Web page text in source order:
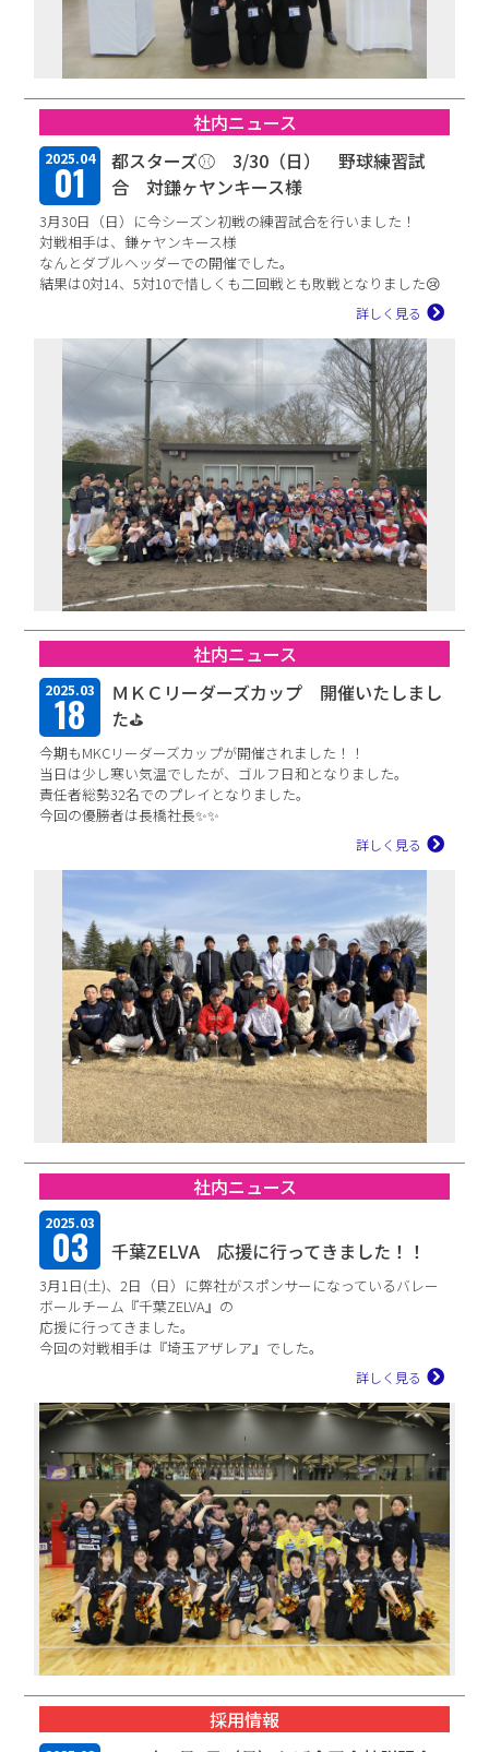
社内ニュース
2025.04
01
都スターズ⚾ 3/30（日） 野球練習試
合 対鎌ヶヤンキース様
3月30日（日）に今シーズン初戦の練習試合を行いました！
対戦相手は、鎌ヶヤンキース様
なんとダブルヘッダーでの開催でした。
結果は0対14、5対10で惜しくも二回戦とも敗戦となりました😢
詳しく見る
社内ニュース
2025.03
18
ＭＫＣリーダーズカップ 開催いたしまし
た⛳
今期もMKCリーダーズカップが開催されました！！
当日は少し寒い気温でしたが、ゴルフ日和となりました。
責任者総勢32名でのプレイとなりました。
今回の優勝者は長橋社長✨✨
詳しく見る
社内ニュース
2025.03
03 千葉ZELVA 応援に行ってきました！！
3月1日(土)、2日（日）に弊社がスポンサーになっているバレー
ボールチーム『千葉ZELVA』の
応援に行ってきました。
今回の対戦相手は『埼玉アザレア』でした。
今回も沢山の千葉ZELVAファンが応援に来ておりまし...詳しく見る
採用情報